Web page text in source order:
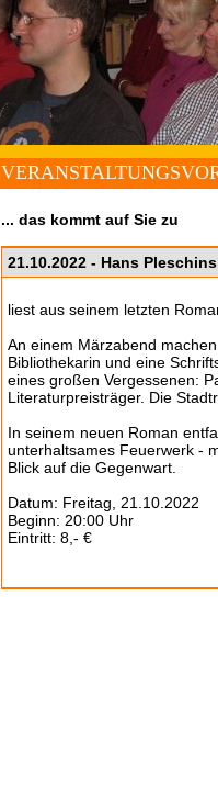
... das kommt auf Sie zu
21.10.2022 - Hans
liest aus seinem letzten
An einem Märzabend
Bibliothekarin und eine
eines großen Vergessenen:
Literaturpreisträger. Die
In seinem neuen Roman
unterhaltsames Feuerwerk -
Blick auf die Gegenwart.
Datum: Freitag, 21.10.2022
Beginn: 20:00 Uhr
Eintritt: 8,- €